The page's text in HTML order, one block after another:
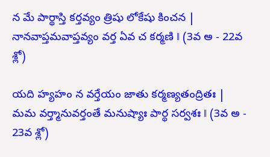
న మే పార్థాస్తి కర్తవ్యం త్రిషు లోకేషు కించన |
నానవాప్తమవాప్తవ్యం వర్త ఏవ చ కర్మణి ‖ (3వ అ - 22వ
శ్లో)
యది హ్యహం న వర్తేయం జాతు కర్మణ్యతంద్రితః |
మమ వర్త్మానువర్తంతే మనుష్యాః పార్థ సర్వశః ‖ (3వ అ -
23వ శ్లో)